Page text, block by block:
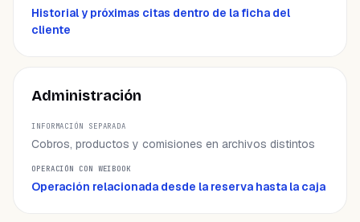
Historial y próximas citas dentro de la ficha del
cliente
Administración
Cobros, productos y comisiones en archivos distintos
Operación relacionada desde la reserva hasta la caja